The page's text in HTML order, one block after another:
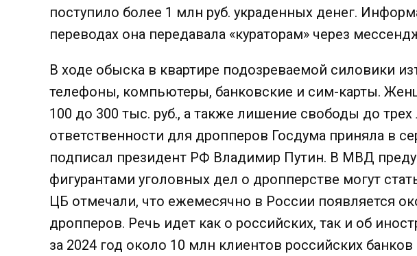
поступило более 1 млн руб. украденных денег.
переводах она передавала «кураторам» через
В ходе обыска в квартире подозреваемой силовики
телефоны, компьютеры, банковские и сим-карты.
100 до 300 тыс. руб., а также лишение свободы до трех
ответственности для дропперов Госдума приняла в
подписал президент РФ Владимир Путин. В МВД
фигурантами уголовных дел о дропперстве могут
ЦБ отмечали, что ежемесячно в России появляется
дропперов. Речь идет как о российских, так и об
за 2024 год около 10 млн клиентов российских